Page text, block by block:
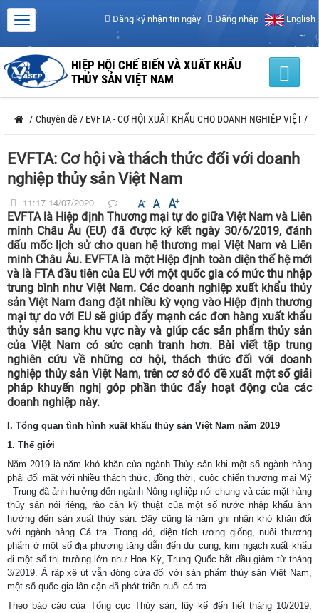
Đăng ký nhận tin ngày Đăng nhập English
HIỆP HỘI CHẾ BIẾN VÀ XUẤT KHẨU
THỦY SẢN VIỆT NAM
/ Chuyên đề / EVFTA - CƠ HỘI XUẤT KHẨU CHO DOANH NGHIỆP VIỆT /
EVFTA: Cơ hội và thách thức đối với doanh
nghiệp thủy sản Việt Nam
11:17 14/07/2020
EVFTA là Hiệp định Thương mại tự do giữa Việt Nam và Liên
minh Châu Âu (EU) đã được ký kết ngày 30/6/2019, đánh
dấu mốc lịch sử cho quan hệ thương mại Việt Nam và Liên
minh Châu Âu. EVFTA là một Hiệp định toàn diện thế hệ mới
và là FTA đầu tiên của EU với một quốc gia có mức thu nhập
trung bình như Việt Nam. Các doanh nghiệp xuất khẩu thủy
sản Việt Nam đang đặt nhiều kỳ vọng vào Hiệp định thương
mại tự do với EU sẽ giúp đẩy mạnh các đơn hàng xuất khẩu
thủy sản sang khu vực này và giúp các sản phẩm thủy sản
của Việt Nam có sức cạnh tranh hơn. Bài viết tập trung
nghiên cứu về những cơ hội, thách thức đối với doanh
nghiệp thủy sản Việt Nam, trên cơ sở đó đề xuất một số giải
pháp khuyến nghị góp phần thúc đẩy hoạt động của các
doanh nghiệp này.
I. Tổng quan tình hình xuất khẩu thủy sản Việt Nam năm 2019
1. Thế giới
Năm 2019 là năm khó khăn của ngành Thủy sản khi một số ngành hàng
phải đối mặt với nhiều thách thức, đồng thời, cuộc chiến thương mại Mỹ
- Trung đã ảnh hưởng đến ngành Nông nghiệp nói chung và các mặt hàng
thủy sản nói riêng, rào cản kỹ thuật của một số nước nhập khẩu ảnh
hưởng đến sản xuất thủy sản. Đây cũng là năm ghi nhận khó khăn đối
với ngành hàng Cá tra. Trong đó, diện tích ương giống, nuôi thương
phẩm ở một số địa phương tăng dẫn đến dư cung, kim ngạch xuất khẩu
đi một số thị trường lớn như Hoa Kỳ, Trung Quốc bắt đầu giảm từ tháng
3/2019. Ả rập xê út vẫn đóng cửa đối với sản phẩm thủy sản Việt Nam,
một số quốc gia lân cận đã phát triển nuôi cá tra.
Theo báo cáo của Tổng cục Thủy sản, lũy kế đến hết tháng 10/2019,